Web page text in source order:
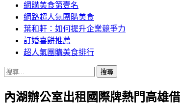
網購美食第壹名
網路超人氣團購美食
葉和軒：如何提升企業競爭力
訂婚喜餅推薦
超人氣團購美食排行
搜
關
內湖辦公室出租國際牌熱門高雄